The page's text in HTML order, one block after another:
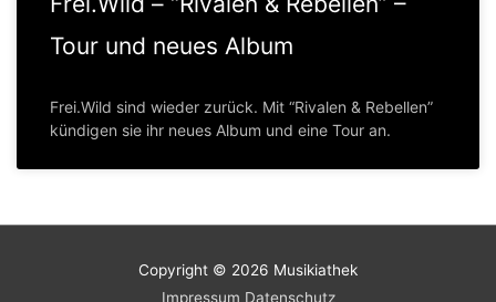
Tour und neues Album
Frei.Wild sind wieder zurück. Mit “Rivalen & Rebellen”
kündigen sie ihr neues Album und eine Tour an.
Copyright © 2026 Musikiathek
Impressum Datenschutz